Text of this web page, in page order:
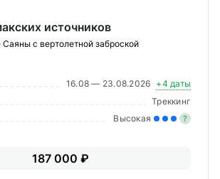
источников
с вертолетной заброской
16.08 — 23.08.2026 +4 даты
Треккинг
Высокая ?
187 000 ₽